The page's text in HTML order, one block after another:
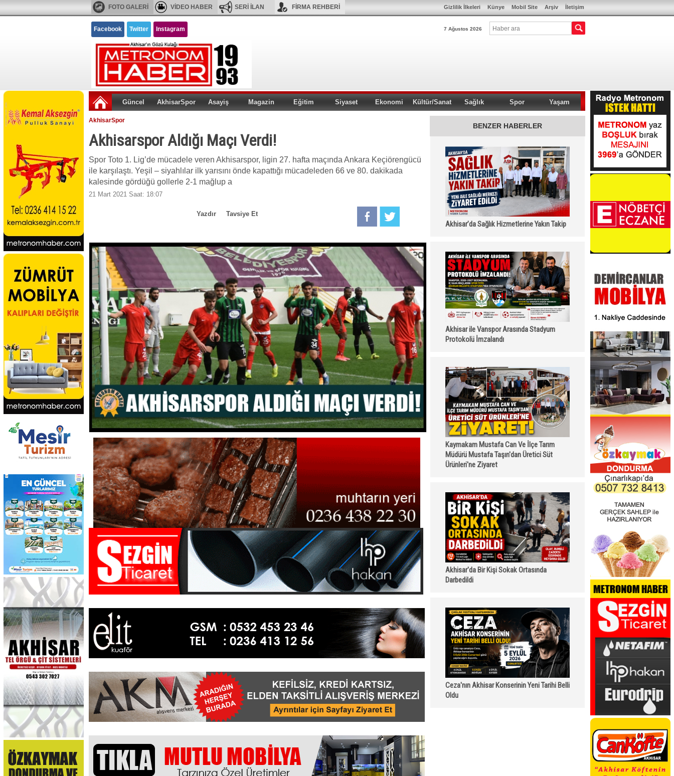
FOTO GALERİ VİDEO HABER SERİ İLAN FİRMA REHBERİ İletişim
Arşiv
Mobil Site
Künye
Gizlilik İlkeleri
Facebook Twitter Instagram 7 Ağustos 2026
Güncel AkhisarSpor Asayiş Magazin Eğitim Siyaset Ekonomi Kültür/Sanat Sağlık Spor Yaşam
BENZER HABERLER
Akhisar’da Sağlık Hizmetlerine Yakın Takip
Akhisar ile Vanspor Arasında Stadyum
Protokolü İmzalandı
Kaymakam Mustafa Can Ve İlçe Tarım
Müdürü Mustafa Taşın'dan Üretici Süt
Ürünleri'ne Ziyaret
Akhisar'da Bir Kişi Sokak Ortasında
Darbedildi
Ceza'nın Akhisar Konserinin Yeni Tarihi Belli
Oldu
AkhisarSpor
Akhisarspor Aldığı Maçı Verdi!
Spor Toto 1. Lig’de mücadele veren Akhisarspor, ligin 27. hafta maçında Ankara Keçiörengücü
ile karşılaştı. Yeşil – siyahlılar ilk yarısını önde kapattığı mücadeleden 66 ve 80. dakikada
kalesinde gördüğü gollerle 2-1 mağlup a
21 Mart 2021 Saat: 18:07
Tavsiye Et
Yazdır